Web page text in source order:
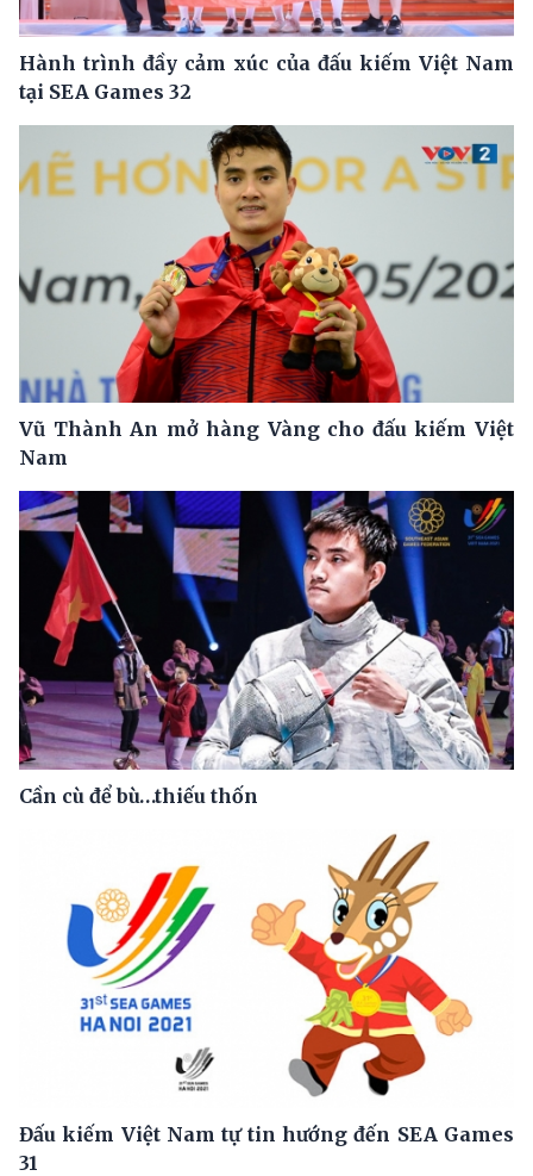
Hành trình đầy cảm xúc của đấu kiếm Việt Nam
tại SEA Games 32
Vũ Thành An mở hàng Vàng cho đấu kiếm Việt
Nam
Cần cù để bù…thiếu thốn
Đấu kiếm Việt Nam tự tin hướng đến SEA Games
31